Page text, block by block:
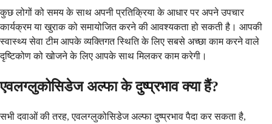
कुछ लोगों को समय के साथ अपनी प्रतिक्रिया के आधार पर अपने उपचार
कार्यक्रम या खुराक को समायोजित करने की आवश्यकता हो सकती है। आपकी
स्वास्थ्य सेवा टीम आपके व्यक्तिगत स्थिति के लिए सबसे अच्छा काम करने वाले
दृष्टिकोण को खोजने के लिए आपके साथ मिलकर काम करेगी।
एवलग्लुकोसिडेज अल्फा के दुष्प्रभाव क्या हैं?
सभी दवाओं की तरह, एवलग्लुकोसिडेज अल्फा दुष्प्रभाव पैदा कर सकता है,